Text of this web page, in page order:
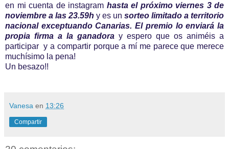
en mi cuenta de instagram hasta el próximo viernes 3 de
noviembre a las 23.59h y es un sorteo limitado a territorio
nacional exceptuando Canarias. El premio lo enviará la
propia firma a la ganadora y espero que os animéis a
participar y a compartir porque a mí me parece que merece
muchísimo la pena!
Un besazo!!
Vanesa en 13:26
Compartir